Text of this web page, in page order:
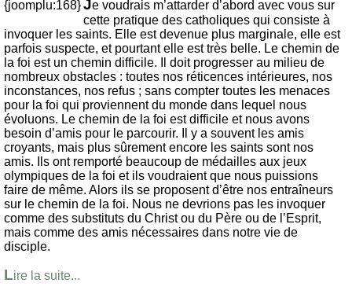
{joomplu:168}Je voudrais m’attarder d’abord avec vous sur
cette pratique des catholiques qui consiste à
invoquer les saints. Elle est devenue plus marginale, elle est
parfois suspecte, et pourtant elle est très belle. Le chemin de
la foi est un chemin difficile. Il doit progresser au milieu de
nombreux obstacles : toutes nos réticences intérieures, nos
inconstances, nos refus ; sans compter toutes les menaces
pour la foi qui proviennent du monde dans lequel nous
évoluons. Le chemin de la foi est difficile et nous avons
besoin d’amis pour le parcourir. Il y a souvent les amis
croyants, mais plus sûrement encore les saints sont nos
amis. Ils ont remporté beaucoup de médailles aux jeux
olympiques de la foi et ils voudraient que nous puissions
faire de même. Alors ils se proposent d’être nos entraîneurs
sur le chemin de la foi. Nous ne devrions pas les invoquer
comme des substituts du Christ ou du Père ou de l’Esprit,
mais comme des amis nécessaires dans notre vie de
disciple.
Lire la suite...